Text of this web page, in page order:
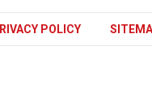
POLICY